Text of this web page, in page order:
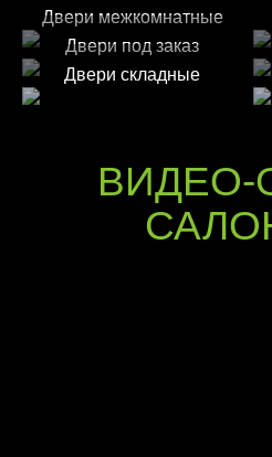
Двери межкомнатные
Двери под заказ
Двери складные
ВИДЕО-